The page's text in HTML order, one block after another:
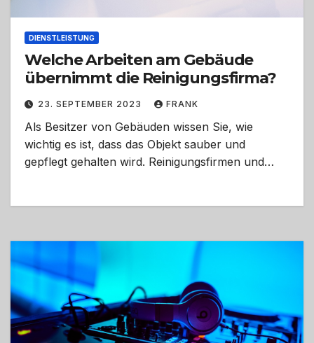
DIENSTLEISTUNG
Welche Arbeiten am Gebäude
übernimmt die Reinigungsfirma?
23. SEPTEMBER 2023 FRANK
Als Besitzer von Gebäuden wissen Sie, wie
wichtig es ist, dass das Objekt sauber und
gepflegt gehalten wird. Reinigungsfirmen und…